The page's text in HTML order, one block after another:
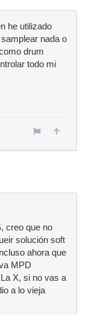
he utilizado
nada o
drum
todo mi
creo que no
solución soft
ahora que
MPD
X, si no vas a
a lo vieja